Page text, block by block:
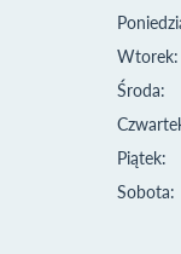
Wtorek:
Środa:
Piątek:
Sobota: